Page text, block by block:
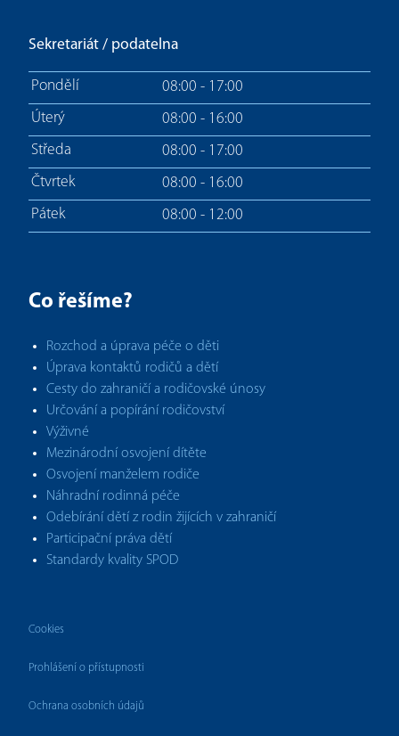
Sekretariát / podatelna
Pondělí 08:00 - 17:00
Úterý 08:00 - 16:00
Středa 08:00 - 17:00
Čtvrtek 08:00 - 16:00
Pátek 08:00 - 12:00
Co řešíme?
Rozchod a úprava péče o děti
Úprava kontaktů rodičů a dětí
Cesty do zahraničí a rodičovské únosy
Určování a popírání rodičovství
Výživné
Mezinárodní osvojení dítěte
Osvojení manželem rodiče
Náhradní rodinná péče
Odebírání dětí z rodin žijících v zahraničí
Participační práva dětí
Standardy kvality SPOD
Cookies
Prohlášení o přístupnosti
Ochrana osobních údajů